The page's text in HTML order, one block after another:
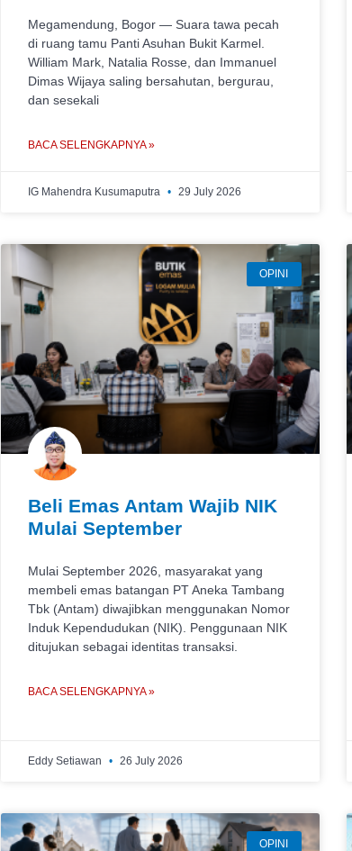
Megamendung, Bogor — Suara tawa pecah
di ruang tamu Panti Asuhan Bukit Karmel.
William Mark, Natalia Rosse, dan Immanuel
Dimas Wijaya saling bersahutan, bergurau,
dan sesekali
BACA SELENGKAPNYA »
IG Mahendra Kusumaputra 29 July 2026
OPINI
Beli Emas Antam Wajib NIK
Mulai September
Mulai September 2026, masyarakat yang
membeli emas batangan PT Aneka Tambang
Tbk (Antam) diwajibkan menggunakan Nomor
Induk Kependudukan (NIK). Penggunaan NIK
ditujukan sebagai identitas transaksi.
BACA SELENGKAPNYA »
Eddy Setiawan 26 July 2026
OPINI